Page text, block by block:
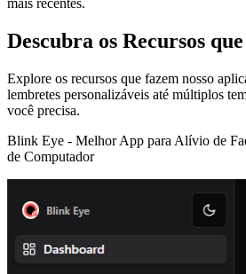
Descubra os Recursos
Explore os recursos que fazem nosso
lembretes personalizáveis até múltiplos
você precisa.
Blink Eye - Melhor App para Alívio de
de Computador